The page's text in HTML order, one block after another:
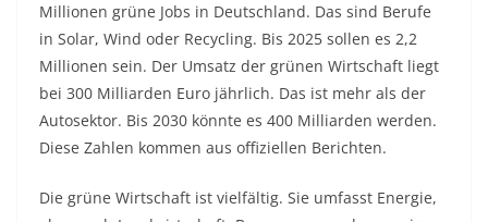
Millionen grüne Jobs in Deutschland. Das sind Berufe
in Solar, Wind oder Recycling. Bis 2025 sollen es 2,2
Millionen sein. Der Umsatz der grünen Wirtschaft liegt
bei 300 Milliarden Euro jährlich. Das ist mehr als der
Autosektor. Bis 2030 könnte es 400 Milliarden werden.
Diese Zahlen kommen aus offiziellen Berichten.
Die grüne Wirtschaft ist vielfältig. Sie umfasst Energie,